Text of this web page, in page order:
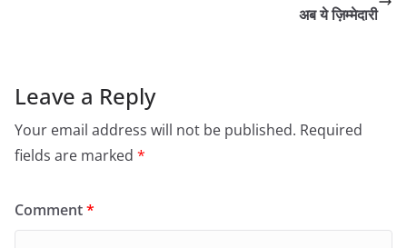
अब ये ज़िम्मेदारी
Leave a Reply
Your email address will not be published. Required
fields are marked *
Comment*